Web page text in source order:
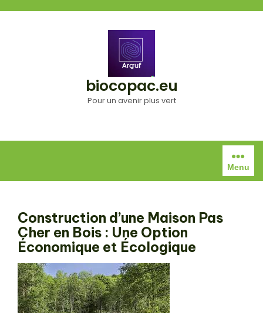
biocopac.eu
Pour un avenir plus vert
Menu
Construction d’une Maison Pas
Cher en Bois : Une Option
Économique et Écologique